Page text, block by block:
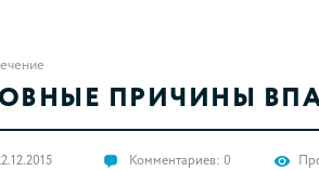
ПРИЧИНЫ
Комментариев: 0